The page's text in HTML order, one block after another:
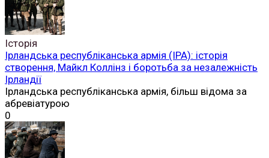
Історія
Ірландська республіканська армія (ІРА): історія
створення, Майкл Коллінз і боротьба за незалежність
Ірландії
Ірландська республіканська армія, більш відома за
абревіатурою
0